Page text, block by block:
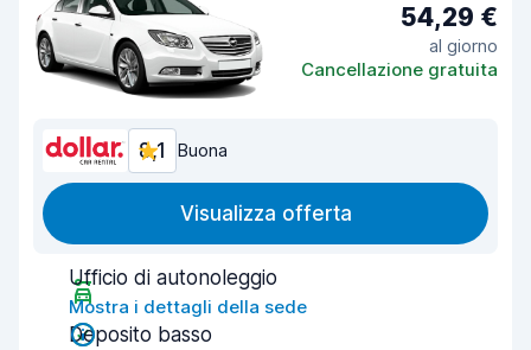
54,29 €
al giorno
Cancellazione gratuita
8,1 Buona
Visualizza offerta
Ufficio di autonoleggio
Mostra i dettagli della sede
Deposito basso